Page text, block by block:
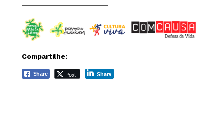
Compartilhe:
Share Post Share